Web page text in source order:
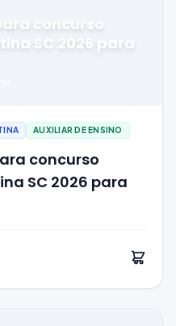
concurso
SC 2026 para
AUXILIAR DE ENSINO
concurso
SC 2026 para